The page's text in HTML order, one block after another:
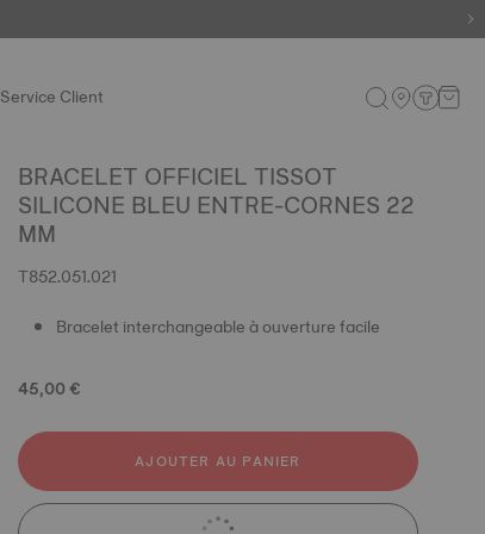
Service Client
BRACELET OFFICIEL TISSOT
SILICONE BLEU ENTRE-CORNES 22
MM
T852.051.021
Bracelet interchangeable à ouverture facile
45,00 €
AJOUTER AU PANIER